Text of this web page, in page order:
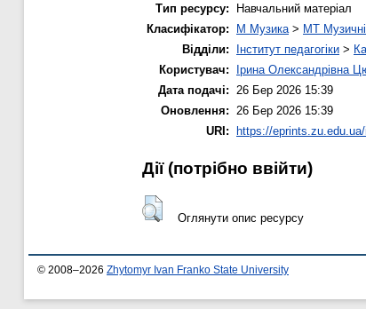
Тип ресурсу:
Навчальний матеріал
Класифікатор:
M Музика > MT
Відділи:
Інститут педагогіки >
Користувач:
Ірина Олександрівна
Дата подачі:
26 Бер 2026 15:39
Оновлення:
26 Бер 2026 15:39
URI: https://
Дії ​​(потрібно ввійти)
Оглянути опис ресурсу
© 2008–2026 Zhytomyr Ivan Franko State University